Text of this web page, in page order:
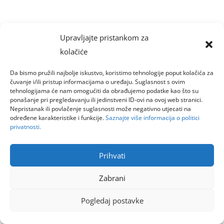
Upravljajte pristankom za
kolačiće
Da bismo pružili najbolje iskustvo, koristimo tehnologije poput kolačića za
čuvanje i/ili pristup informacijama o uređaju. Suglasnost s ovim
tehnologijama će nam omogućiti da obrađujemo podatke kao što su
ponašanje pri pregledavanju ili jedinstveni ID-ovi na ovoj web stranici.
Nepristanak ili povlačenje suglasnosti može negativno utjecati na
određene karakteristike i funkcije.Saznajte više informacija o politici
privatnosti.
Prihvati
Zabrani
Pogledaj postavke